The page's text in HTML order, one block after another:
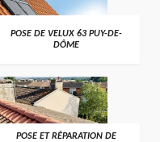
POSE DE VELUX 63 PUY-DE-
DÔME
POSE ET RÉPARATION DE